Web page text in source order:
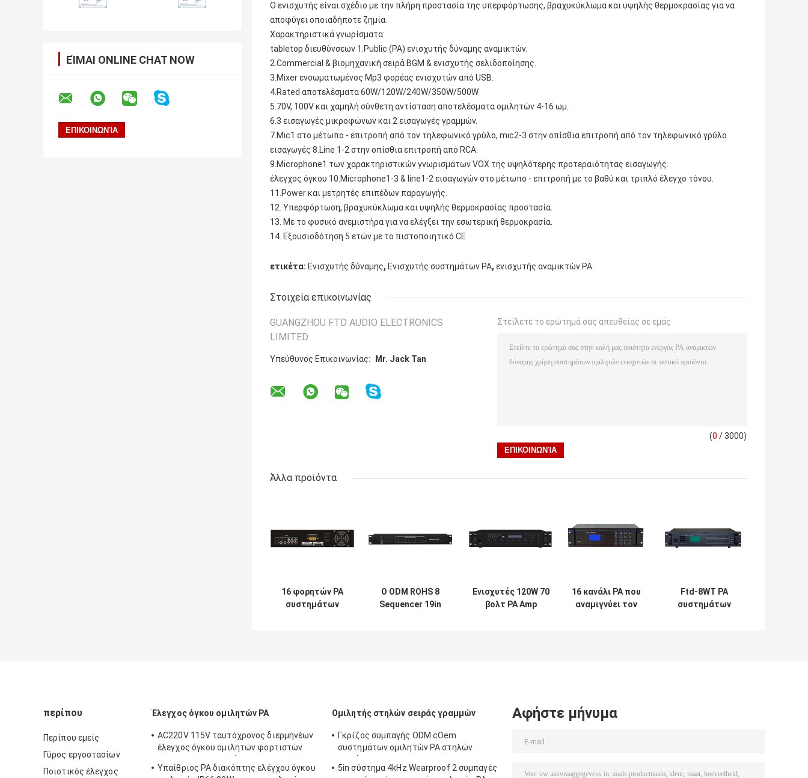
ΕΊΜΑΙ ONLINE CHAT NOW
Ο ενισχυτής είναι σχέδιο με την πλήρη προστασία της υπερφόρτωσης, βραχυκύκλωμα και υψηλής θερμοκρασίας για να
αποφύγει οποιαδήποτε ζημία.
Χαρακτηριστικά γνωρίσματα:
tabletop διευθύνσεων 1.Public (PA) ενισχυτής δύναμης αναμικτών.
2.Commercial & βιομηχανική σειρά BGM & ενισχυτής σελιδοποίησης.
3.Mixer ενσωματωμένος Mp3 φορέας ενισχυτών από USB.
4.Rated αποτελέσματα 60W/120W/240W/350W/500W
5.70V, 100V και χαμηλή σύνθετη αντίσταση αποτελέσματα ομιλητών 4-16 ωμ.
6.3 εισαγωγές μικροφώνων και 2 εισαγωγές γραμμών.
7.Mic1 στο μέτωπο - επιτροπή από τον τηλεφωνικό γρύλο, mic2-3 στην οπίσθια επιτροπή από τον τηλεφωνικό γρύλο.
εισαγωγές 8.Line 1-2 στην οπίσθια επιτροπή από RCA.
9.Microphone1 των χαρακτηριστικών γνωρισμάτων VOX της υψηλότερης προτεραιότητας εισαγωγής.
έλεγχος όγκου 10.Microphone1-3 & line1-2 εισαγωγών στο μέτωπο - επιτροπή με το βαθύ και τριπλό έλεγχο τόνου.
11.Power και μετρητές επιπέδων παραγωγής.
12. Υπερφόρτωση, βραχυκύκλωμα και υψηλής θερμοκρασίας προστασία.
13. Με το φυσικό ανεμιστήρα για να ελέγξει την εσωτερική θερμοκρασία.
14. Εξουσιοδότηση 5 ετών με το πιστοποιητικό CE.
ετικέτα: Ενισχυτής δύναμης, Ενισχυτής συστημάτων PA, ενισχυτής αναμικτών PA
Στοιχεία επικοινωνίας
GUANGZHOU FTD AUDIO ELECTRONICS
LIMITED
Υπεύθυνος Επικοινωνίας: Mr. Jack Tan
Στείλετε το ερώτημά σας απευθείας σε εμάς
(0 / 3000)
Άλλα προϊόντα
16 φορητών PA
συστημάτων
Ο ODM ROHS 8
Sequencer 19in
Ενισχυτές 120W 70
βολτ PA Amp
16 κανάλι PA που
αναμιγνύει τον
Ftd-8WT PA
συστημάτων
περίπου
Περίπου εμείς
Γύρος εργοστασίων
Ποιοτικός έλεγχος
Έλεγχος όγκου ομιλητών PA
AC220V 115V ταυτόχρονος διερμηνέων
έλεγχος όγκου ομιλητών φορτιστών
Υπαίθριος PA διακόπτης ελέγχου όγκου
Ομιλητής στηλών σειράς γραμμών
Γκρίζος συμπαγής ODM cOem
συστημάτων ομιλητών PA στηλών
5in σύστημα 4kHz Wearproof 2 συμπαγές
Αφήστε μήνυμα